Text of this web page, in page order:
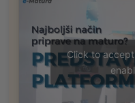
Click to